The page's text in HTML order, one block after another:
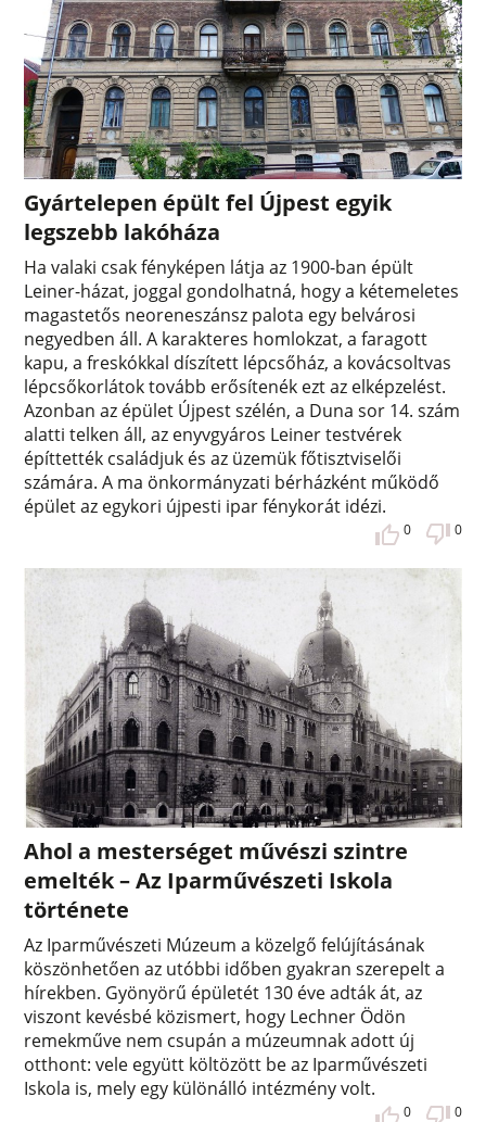
Gyártelepen épült fel Újpest egyik
legszebb lakóháza
Ha valaki csak fényképen látja az 1900-ban épült
Leiner-házat, joggal gondolhatná, hogy a kétemeletes
magastetős neoreneszánsz palota egy belvárosi
negyedben áll. A karakteres homlokzat, a faragott
kapu, a freskókkal díszített lépcsőház, a kovácsoltvas
lépcsőkorlátok tovább erősítenék ezt az elképzelést.
Azonban az épület Újpest szélén, a Duna sor 14. szám
alatti telken áll, az enyvgyáros Leiner testvérek
építtették családjuk és az üzemük főtisztviselői
számára. A ma önkormányzati bérházként működő
épület az egykori újpesti ipar fénykorát idézi.
0 0
Ahol a mesterséget művészi szintre
emelték – Az Iparművészeti Iskola
története
Az Iparművészeti Múzeum a közelgő felújításának
köszönhetően az utóbbi időben gyakran szerepelt a
hírekben. Gyönyörű épületét 130 éve adták át, az
viszont kevésbé közismert, hogy Lechner Ödön
remekműve nem csupán a múzeumnak adott új
otthont: vele együtt költözött be az Iparművészeti
Iskola is, mely egy különálló intézmény volt.
0 0